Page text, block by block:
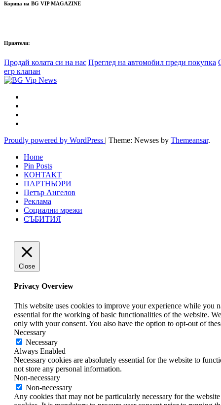
Корица на BG VIP MAGAZINE
Приятели:
Продай колата си на нас Преглед на автомобил преди покупка
егр клапан
Proudly powered by WordPress | Theme: Newses by Themeansar.
Home
Pin Posts
КОНТАКТ
ПАРТНЬОРИ
Петър Ангелов
Реклама
Социални мрежи
СЪБИТИЯ
Close
Privacy Overview
This website uses cookies to improve your experience while you
essential for the working of basic functionalities of the website.
only with your consent. You also have the option to opt-out of
Necessary
Necessary
Always Enabled
Necessary cookies are absolutely essential for the website to
not store any personal information.
Non-necessary
Non-necessary
Any cookies that may not be particularly necessary for the